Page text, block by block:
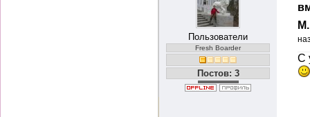
Пользователи
Fresh Boarder
Постов: 3
С